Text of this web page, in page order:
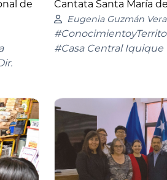
de
Cantata Santa María
Eugenia Guzmán Vera
#Casa Central Iquique